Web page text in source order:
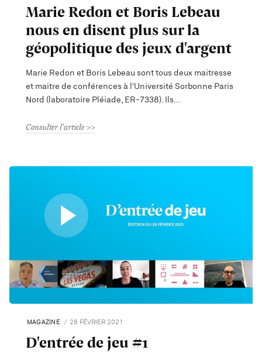
Marie Redon et Boris Lebeau
nous en disent plus sur la
géopolitique des jeux d'argent
Marie Redon et Boris Lebeau sont tous deux maitresse
et maitre de conférences à l'Université Sorbonne Paris
Nord (laboratoire Pléiade, ER-7338). Ils
Consulter l'article
MAGAZINE 28 FÉVRIER 2021
D'entrée de jeu #1